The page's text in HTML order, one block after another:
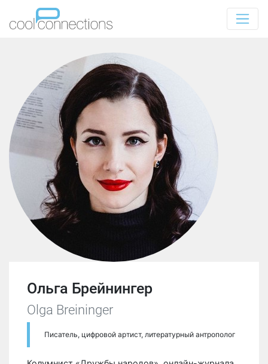
Ольга Брейнингер
Olga Breininger
Писатель, цифровой артист, литературный антрополог